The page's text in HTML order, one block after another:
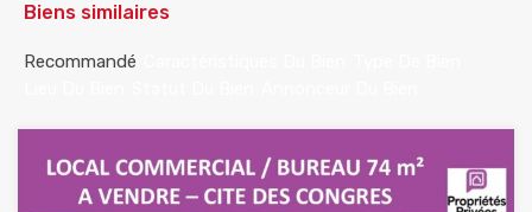
Biens similaires
Recommandé